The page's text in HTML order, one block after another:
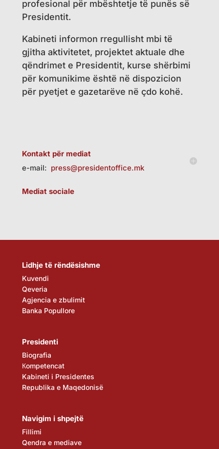
profesional për mbështetje të punës së
Presidentit.
Kabineti informon rregullisht mbi të
gjitha aktivitetet, projektet aktuale dhe
qëndrimet e Presidentit, kurse shërbimi
për komunikime është në dispozicion
për pyetjet e gazetarëve në çdo kohë.
Kontakt për mediat
e-mail: press@presidentoffice.mk
Mediat sociale
Lidhje të rëndësishme
Kuvendi
Qeveria
Agjencia e zbulimit
Banka Popullore
Presidenti
Biografia
Кompetencat
Kabineti i Presidentes
Republika e Maqedonisë
Navigim i shpejtë
Fillimi
Qendra e mediave